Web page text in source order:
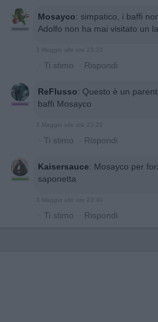
Mosayco: simpatico, i baffi
Adolfo non ha mai visitato un
3 Maggio alle ore 23:20
· Ti stimo · Rispondi
ReFlusso: Questo è un
baffi Mosayco
3 Maggio alle ore 23:22
· Ti stimo · Rispondi
Kaisersauce: Mosayco per
saponetta
3 Maggio alle ore 23:40
· Ti stimo · Rispondi